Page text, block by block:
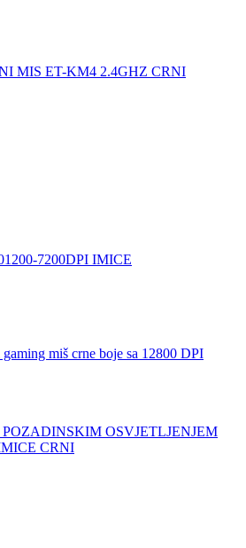
MIS ET-KM4 2.4GHZ CRNI
7200DPI IMICE
OSVJETLJENJEM
CRNI